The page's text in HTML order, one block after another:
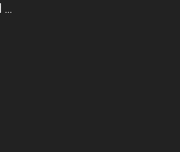
…